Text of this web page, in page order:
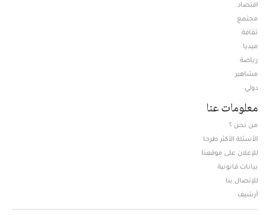
اقتصاد
مجتمع
ثقافة
ميديا
رياضة
مشاهير
دولي
معلومات عنا
من نحن ؟
الأسئلة الأكثر طرحا
للإعلان على موقعنا
بيانات قانونية
للإتصال بنا
أرشيف